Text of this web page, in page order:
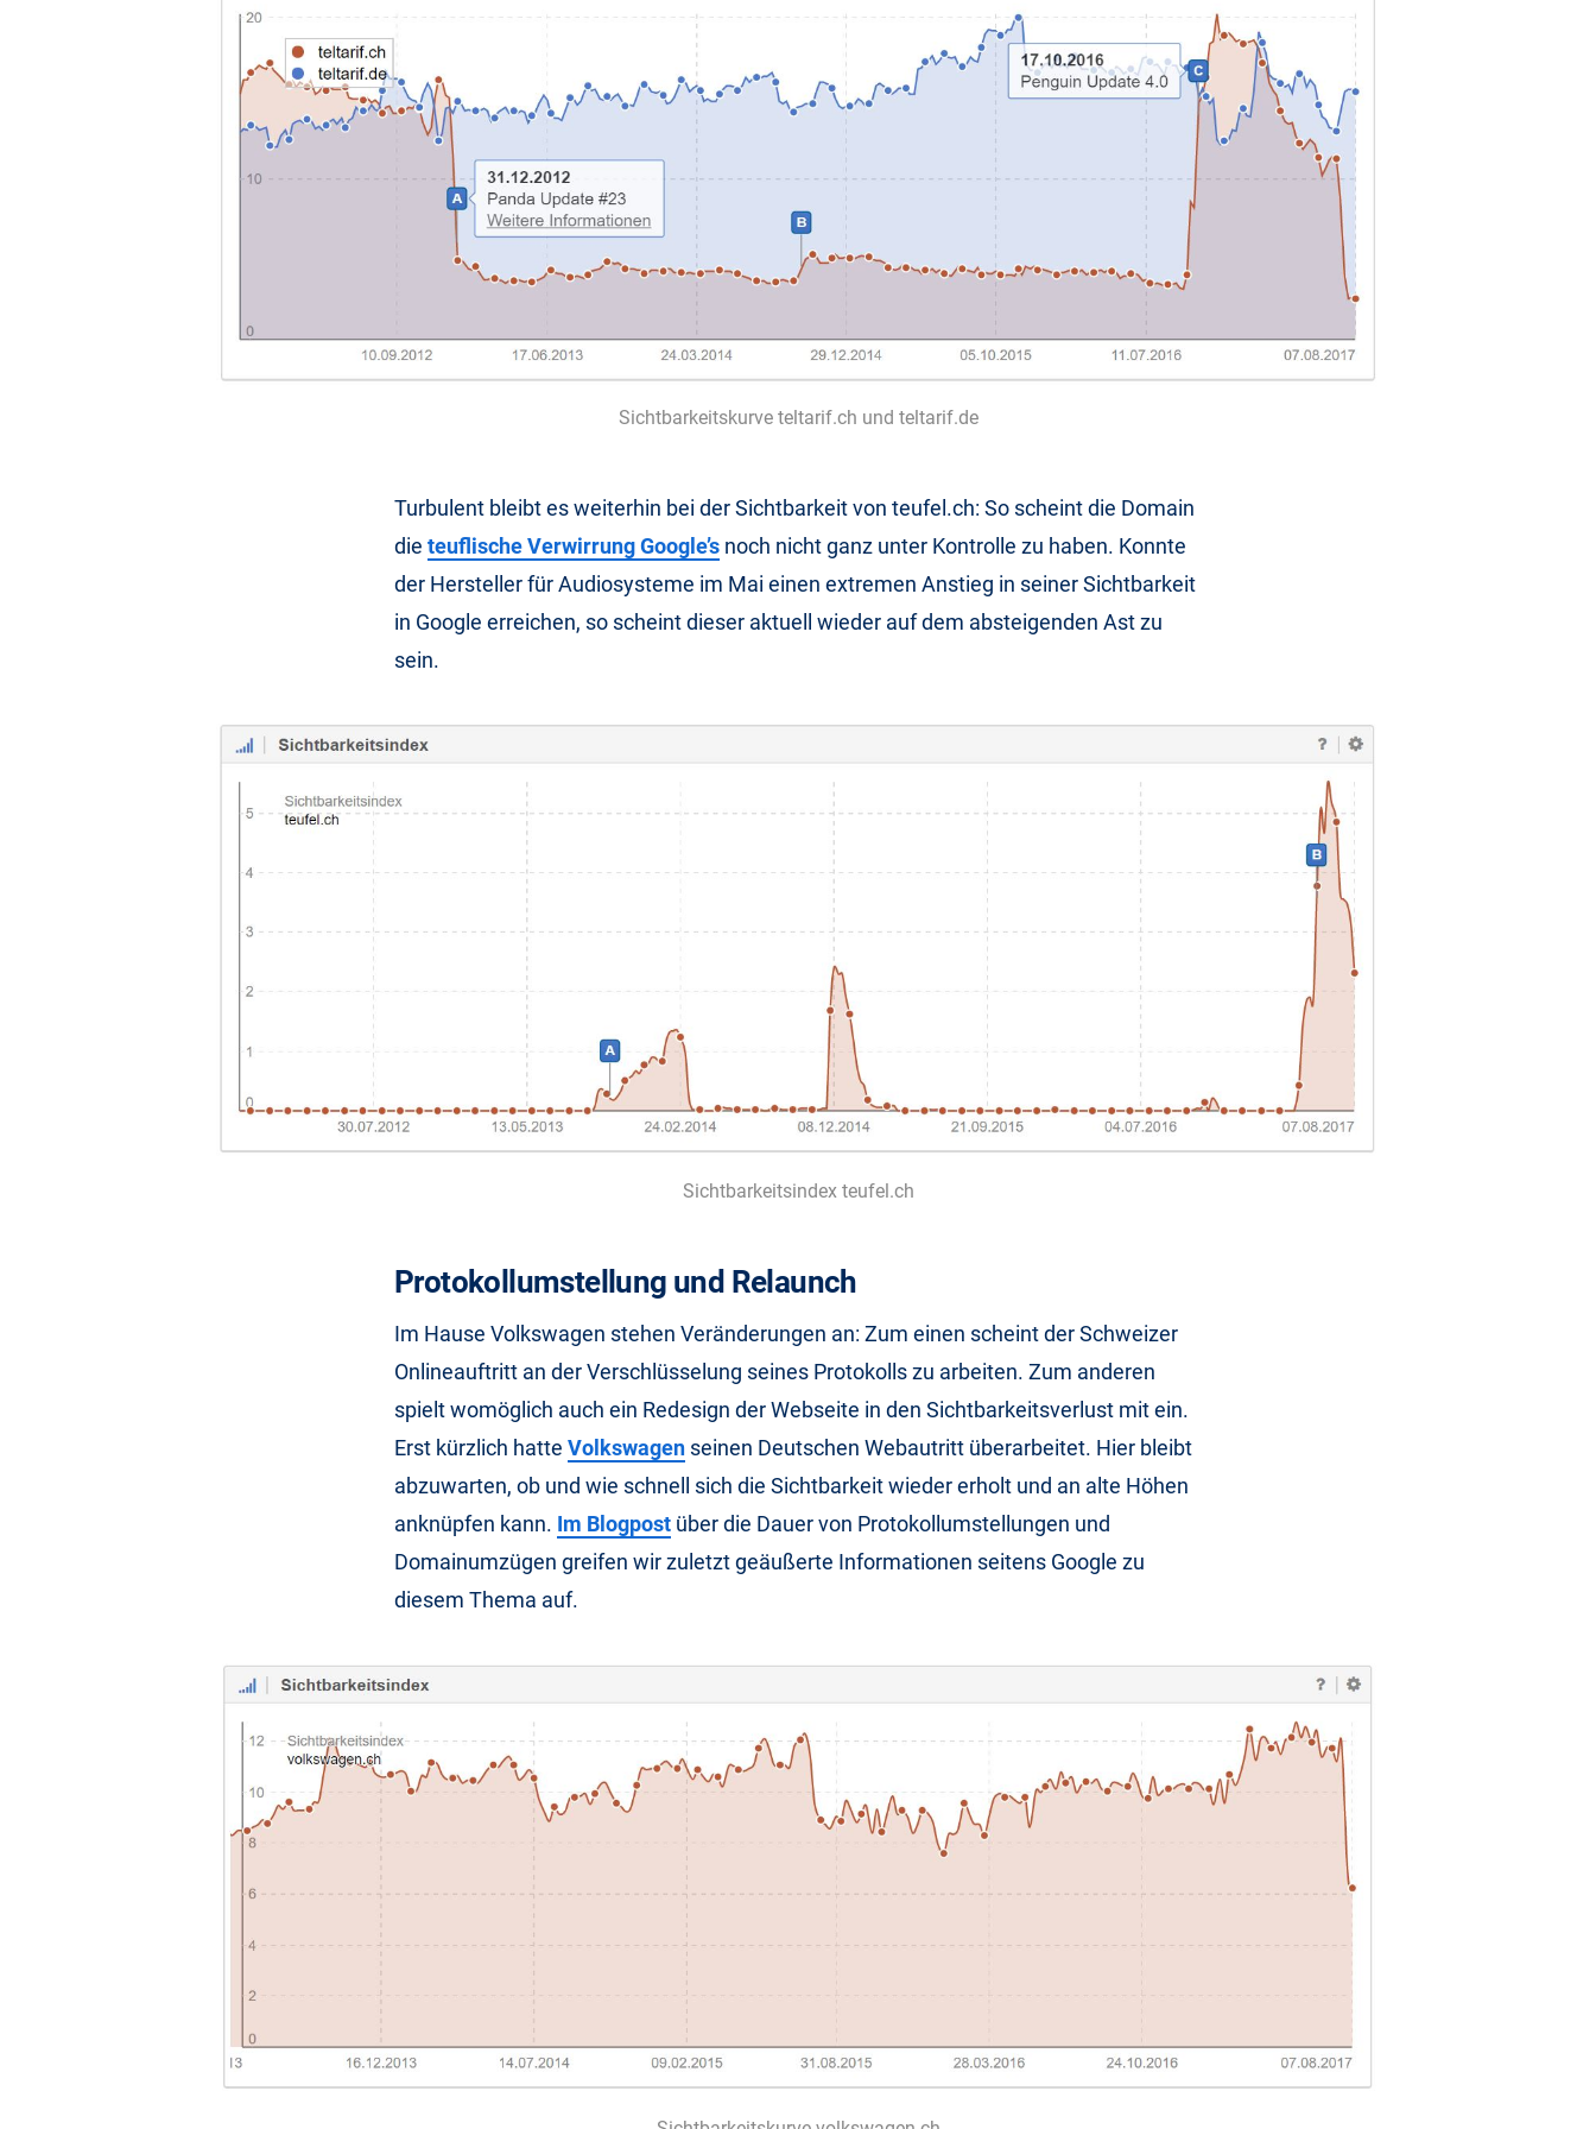
Sichtbarkeitskurve teltarif.ch und teltarif.de
Turbulent bleibt es weiterhin bei der Sichtbarkeit von teufel.ch: So scheint die Domain
die teuflische Verwirrung Google’s noch nicht ganz unter Kontrolle zu haben. Konnte
der Hersteller für Audiosysteme im Mai einen extremen Anstieg in seiner Sichtbarkeit
in Google erreichen, so scheint dieser aktuell wieder auf dem absteigenden Ast zu
sein.
Sichtbarkeitsindex teufel.ch
Protokollumstellung und Relaunch
Im Hause Volkswagen stehen Veränderungen an: Zum einen scheint der Schweizer
Onlineauftritt an der Verschlüsselung seines Protokolls zu arbeiten. Zum anderen
spielt womöglich auch ein Redesign der Webseite in den Sichtbarkeitsverlust mit ein.
Erst kürzlich hatte Volkswagen seinen Deutschen Webautritt überarbeitet. Hier bleibt
abzuwarten, ob und wie schnell sich die Sichtbarkeit wieder erholt und an alte Höhen
anknüpfen kann. Im Blogpost über die Dauer von Protokollumstellungen und
Domainumzügen greifen wir zuletzt geäußerte Informationen seitens Google zu
diesem Thema auf.